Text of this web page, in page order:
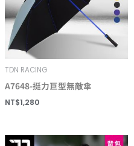
TDN RACING
A7648-挺力巨型無敵傘
NT$1,280